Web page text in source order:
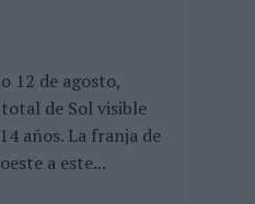
12 de agosto,
de Sol visible
años. La franja de
a este...